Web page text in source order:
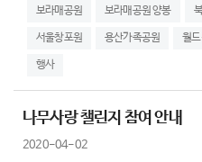
보라매공원 보라매공원 양봉
서울창포원 용산가족공원 월
행사
나무사랑 챌린지 참여 안내
2020-04-02